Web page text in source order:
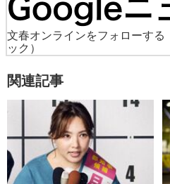
文春オンラインをフォローする
ック）
関連記事